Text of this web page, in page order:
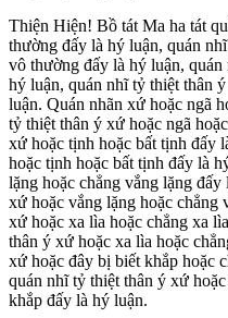
Thiện Hiện! Bồ tát Ma ha tát
thường đấy là hý luận, quán
vô thường đấy là hý luận,
hý luận, quán nhĩ tỷ thiệt thân
luận. Quán nhãn xứ hoặc ngã
tỷ thiệt thân ý xứ hoặc ngã
xứ hoặc tịnh hoặc bất tịnh đấy
hoặc tịnh hoặc bất tịnh đấy là
lặng hoặc chẳng vắng lặng
xứ hoặc vắng lặng hoặc chẳng
xứ hoặc xa lìa hoặc chẳng xa
thân ý xứ hoặc xa lìa hoặc
xứ hoặc đây bị biết khắp hoặc
quán nhĩ tỷ thiệt thân ý xứ
khắp đấy là hý luận.